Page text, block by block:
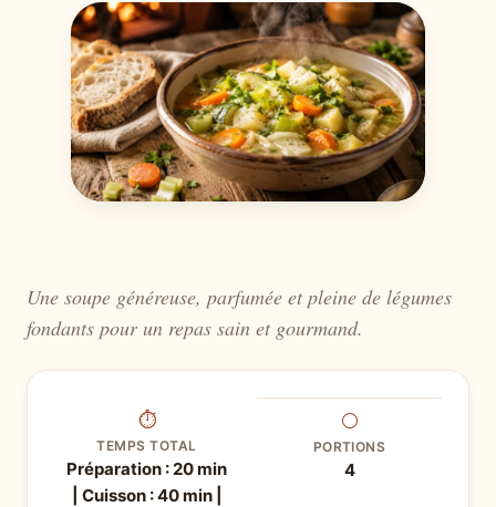
Une soupe généreuse, parfumée et pleine de légumes
fondants pour un repas sain et gourmand.
⏱
TEMPS TOTAL
Préparation : 20 min
| Cuisson : 40 min |
⚪
PORTIONS
4